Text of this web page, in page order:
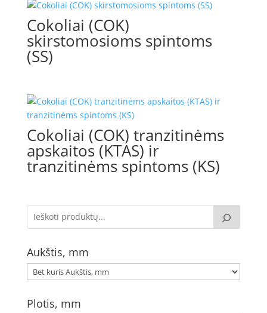
Cokoliai (COK)
skirstomosioms spintoms
(SS)
Cokoliai (COK) tranzitinėms
apskaitos (KTAS) ir
tranzitinėms spintoms (KS)
Aukštis, mm
Plotis, mm